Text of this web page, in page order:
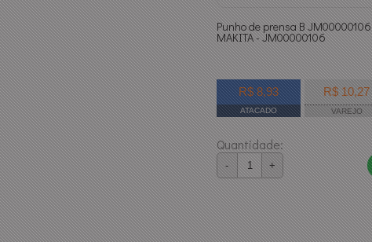
Punho de prensa B JM00000106
MAKITA - JM00000106
R$ 8,93
ATACADO
R$ 10,27
VAREJO
Quantidade:
- +